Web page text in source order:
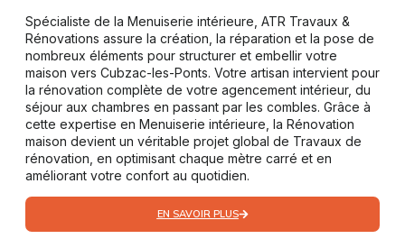
Spécialiste de la Menuiserie intérieure, ATR Travaux &
Rénovations assure la création, la réparation et la pose de
nombreux éléments pour structurer et embellir votre
maison vers Cubzac-les-Ponts. Votre artisan intervient pour
la rénovation complète de votre agencement intérieur, du
séjour aux chambres en passant par les combles. Grâce à
cette expertise en Menuiserie intérieure, la Rénovation
maison devient un véritable projet global de Travaux de
rénovation, en optimisant chaque mètre carré et en
améliorant votre confort au quotidien.
EN SAVOIR PLUS